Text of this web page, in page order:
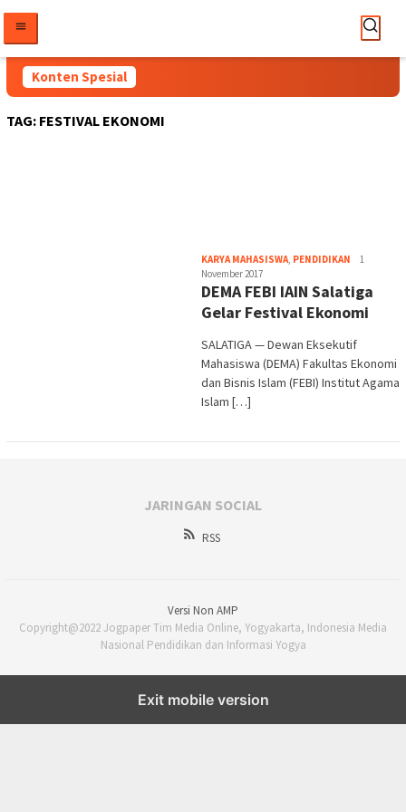
konten
Konten Spesial
TAG: FESTIVAL EKONOMI
KARYA MAHASISWA, PENDIDIKAN Heri1
November 2017
DEMA FEBI IAIN Salatiga
Gelar Festival Ekonomi
SALATIGA — Dewan Eksekutif
Mahasiswa (DEMA) Fakultas Ekonomi
dan Bisnis Islam (FEBI) Institut Agama
Islam […]
JARINGAN SOCIAL
RSS
Versi Non AMP
Copyright@2022 Jogpaper Tim Media Online, Yogyakarta, Indonesia Media
Nasional Pendidikan dan Informasi Yogya
Exit mobile version